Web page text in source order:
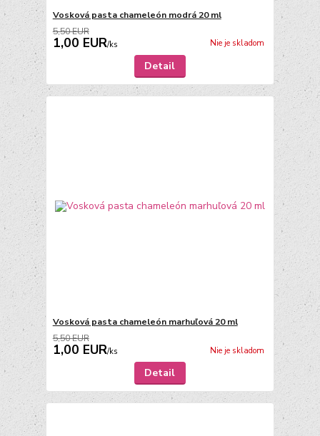
Vosková pasta chameleón modrá 20 ml
5,50 EUR
1,00 EUR/ks Nie je skladom
Detail
Vosková pasta chameleón marhuľová 20 ml
5,50 EUR
1,00 EUR/ks Nie je skladom
Detail